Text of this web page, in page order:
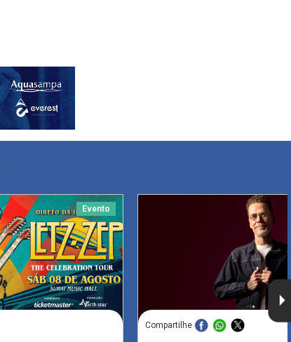
Evento
Compartilhe